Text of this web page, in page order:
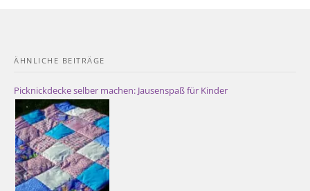
ÄHNLICHE BEITRÄGE
Picknickdecke selber machen: Jausenspaß für Kinder